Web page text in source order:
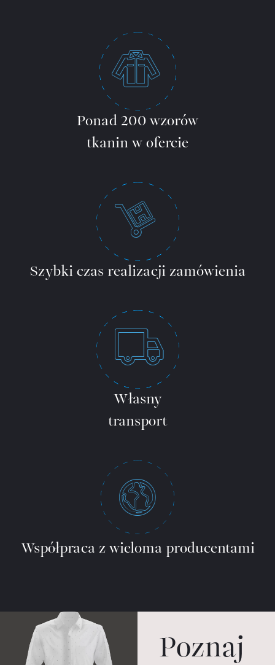
Ponad 200 wzorów
tkanin w ofercie
Szybki czas realizacji zamówienia
Własny
transport
Współpraca z wieloma producentami
Poznaj